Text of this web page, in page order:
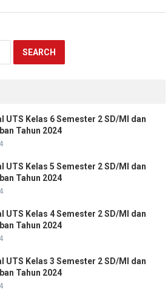
UTS Kelas 6 Semester 2 SD/MI dan
Tahun 2024
UTS Kelas 5 Semester 2 SD/MI dan
Tahun 2024
UTS Kelas 4 Semester 2 SD/MI dan
Tahun 2024
UTS Kelas 3 Semester 2 SD/MI dan
Tahun 2024